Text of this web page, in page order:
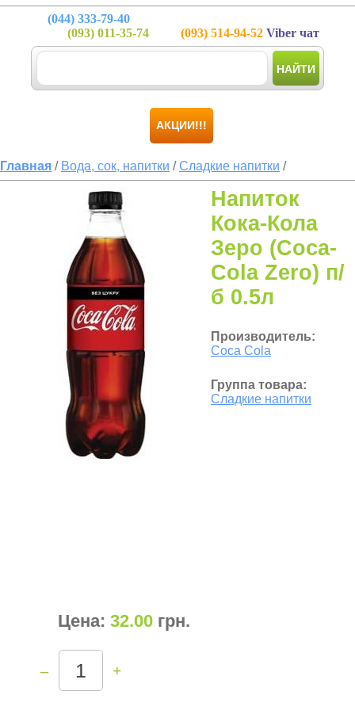
(044) 333-79-40
(093) 011-35-74 (093) 514-94-52 Viber чат
НАЙТИ
АКЦИИ!!!
Главная / Вода, сок, напитки /Сладкие напитки /
Напиток
Кока-Кола
Зеро (Coca-
Cola Zero) п/
б 0.5л
Производитель:
Coca Cola
Группа товара:
Сладкие напитки
Цена: 32.00 грн.
– +